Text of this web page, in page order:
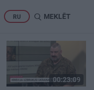
RU MEKLĒT
00:23:09